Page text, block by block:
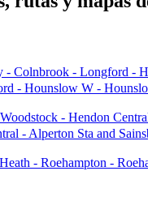
- Colnbrook - Longford -
- Hounslow W -
- Hendon
- Alperton Sta and
- Roehampton -